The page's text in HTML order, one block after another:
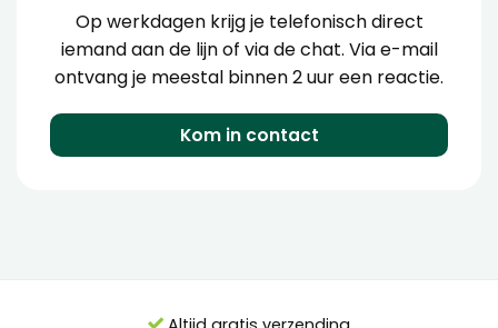
Op werkdagen krijg je telefonisch direct
iemand aan de lijn of via de chat. Via e-mail
ontvang je meestal binnen 2 uur een reactie.
Kom in contact